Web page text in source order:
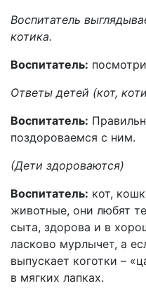
Воспитатель
котика.
Воспитатель:
Ответы детей (кот,
Воспитатель:
поздороваемся с ним.
(Дети здороваются)
Воспитатель: кот,
животные, они любят
сыта, здорова и в
ласково мурлычет, а
выпускает коготки –
в мягких лапках.